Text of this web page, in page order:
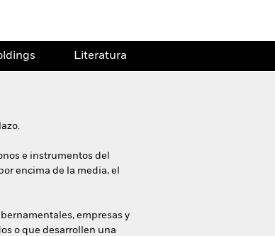
Literatura
e instrumentos del
encima de la media, el
empresas y
o que desarrollen una